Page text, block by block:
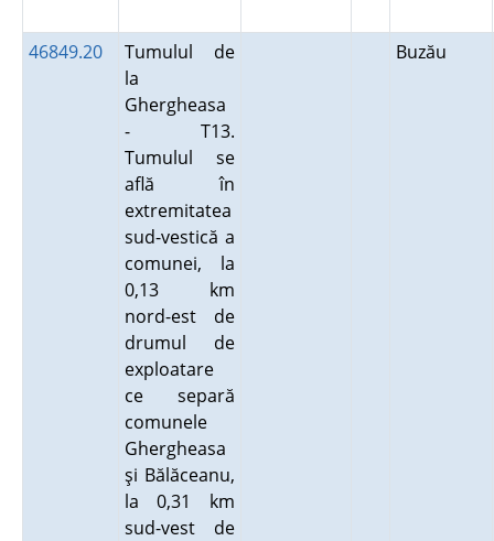
46849.20
Tumulul de
la
Ghergheasa
- T13.
Tumulul se
află în
extremitatea
sud-vestică a
comunei, la
0,13 km
nord-est de
drumul de
exploatare
ce separă
comunele
Ghergheasa
şi Bălăceanu,
la 0,31 km
sud-vest de
Buzău